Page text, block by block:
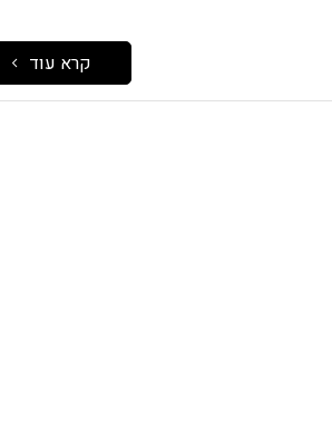
קרא עוד